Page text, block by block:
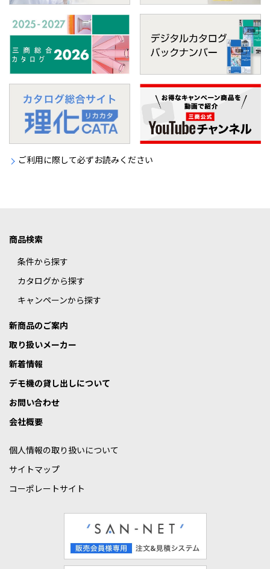
ご利用に際して必ずお読みください
商品検索
条件から探す
カタログから探す
キャンペーンから探す
新商品のご案内
取り扱いメーカー
新着情報
デモ機の貸し出しについて
お問い合わせ
会社概要
個人情報の取り扱いについて
サイトマップ
コーポレートサイト